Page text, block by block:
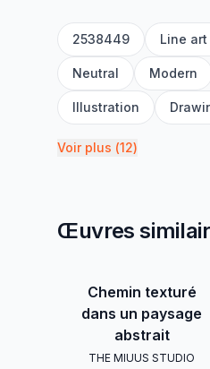
2538449 Line
Neutral Modern
Illustration
Voir plus (12)
Œuvres
Chemin texturé
dans un paysage
abstrait
THE MIUUS STUDIO